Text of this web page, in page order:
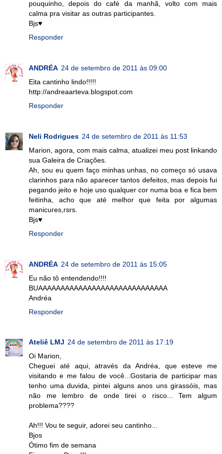
pouquinho, depois do café da manhã, volto com mais
calma pra visitar as outras participantes.
Bjs♥
Responder
ANDRÉA 24 de setembro de 2011 às 09:00
Eita cantinho lindo!!!!!
http://andreaarteva.blogspot.com
Responder
Neli Rodrigues 24 de setembro de 2011 às 11:53
Marion, agora, com mais calma, atualizei meu post linkando
sua Galeira de Criações.
Ah, sou eu quem faço minhas unhas, no começo só usava
clarinhos para não aparecer tantos defeitos, mas depois fui
pegando jeito e hoje uso qualquer cor numa boa e fica bem
feitinha, acho que até melhor que feita por algumas
manicures,rsrs.
Bjs♥
Responder
ANDRÉA 24 de setembro de 2011 às 15:05
Eu não tô entendendo!!!!
BUAAAAAAAAAAAAAAAAAAAAAAAAAAAAA
Andréa
Responder
Ateliê LMJ 24 de setembro de 2011 às 17:19
Oi Marion,
Cheguei até aqui, através da Andréa, que esteve me
visitando e me falou de você...Gostaria de participar mas
tenho uma duvida, pintei alguns anos uns girassóis, mas
não me lembro de onde tirei o risco... Tem algum
problema????
Ah!!! Vou te seguir, adorei seu cantinho...
Bjos
Ótimo fim de semana